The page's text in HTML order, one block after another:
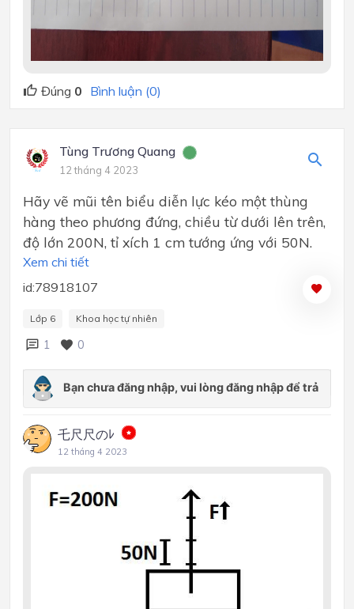
Đúng 0 Bình luận (0)
Tùng Trương Quang
12 tháng 4 2023
Hãy vẽ mũi tên biểu diễn lực kéo một thùng
hàng theo phương đứng, chiều từ dưới lên trên,
độ lớn 200N, tỉ xích 1 cm tướng ứng với 50N.
Xem chi tiết
id:78918107
Lớp 6 Khoa học tự nhiên
1 0
乇尺尺のﾚ
12 tháng 4 2023